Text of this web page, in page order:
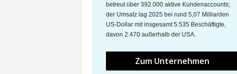
betreut über 392.000 aktive Kundenaccounts;
der Umsatz lag 2025 bei rund 5,07 Milliarden
US-Dollar mit insgesamt 5.535 Beschäftigte,
davon 2.470 außerhalb der USA.
Zum Unternehmen